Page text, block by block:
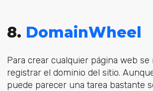
8. DomainWheel
Para crear cualquier página web se
registrar el dominio del sitio.
puede parecer una tarea bastante